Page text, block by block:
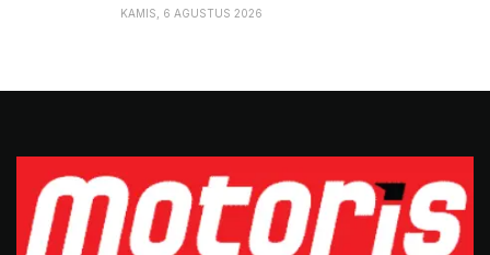
KAMIS, 6 AGUSTUS 2026